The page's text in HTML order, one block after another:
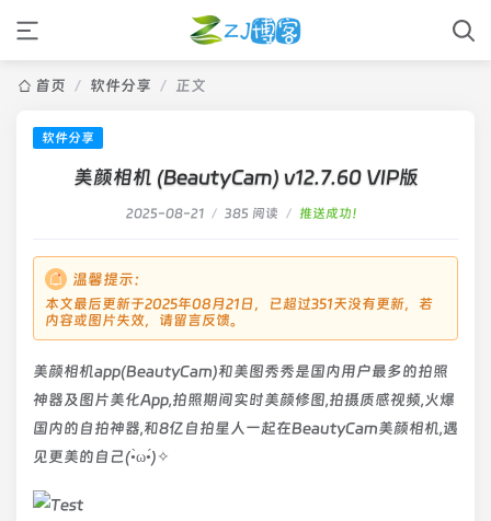
首页 / 软件分享 / 正文
软件分享
美颜相机 (BeautyCam) v12.7.60 VIP版
2025-08-21 / 385 阅读 / 推送成功！
温馨提示：
本文最后更新于2025年08月21日，已超过351天没有更新，若
内容或图片失效，请留言反馈。
美颜相机app(BeautyCam)和美图秀秀是国内用户最多的拍照
神器及图片美化App,拍照期间实时美颜修图,拍摄质感视频,火爆
国内的自拍神器,和8亿自拍星人一起在BeautyCam美颜相机,遇
见更美的自己(•̀ω•́)✧